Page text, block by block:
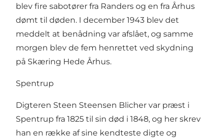
blev fire sabotører fra Randers og en fra Århus
dømt til døden. I december 1943 blev det
meddelt at benådning var afslået, og samme
morgen blev de fem henrettet ved skydning
på Skæring Hede Århus.
Spentrup
Digteren Steen Steensen Blicher var præst i
Spentrup fra 1825 til sin død i 1848, og her skrev
han en række af sine kendteste digte og